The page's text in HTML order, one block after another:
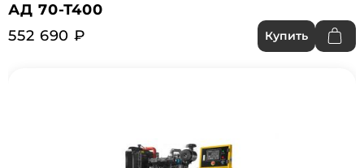
АД 70-Т400
552 690 ₽
Купить